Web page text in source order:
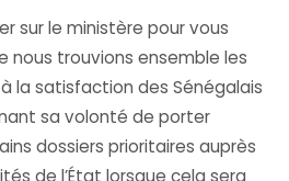
sur le ministère pour vous
nous trouvions ensemble les
la satisfaction des Sénégalais
sa volonté de porter
dossiers prioritaires auprès
de l’État lorsque cela sera